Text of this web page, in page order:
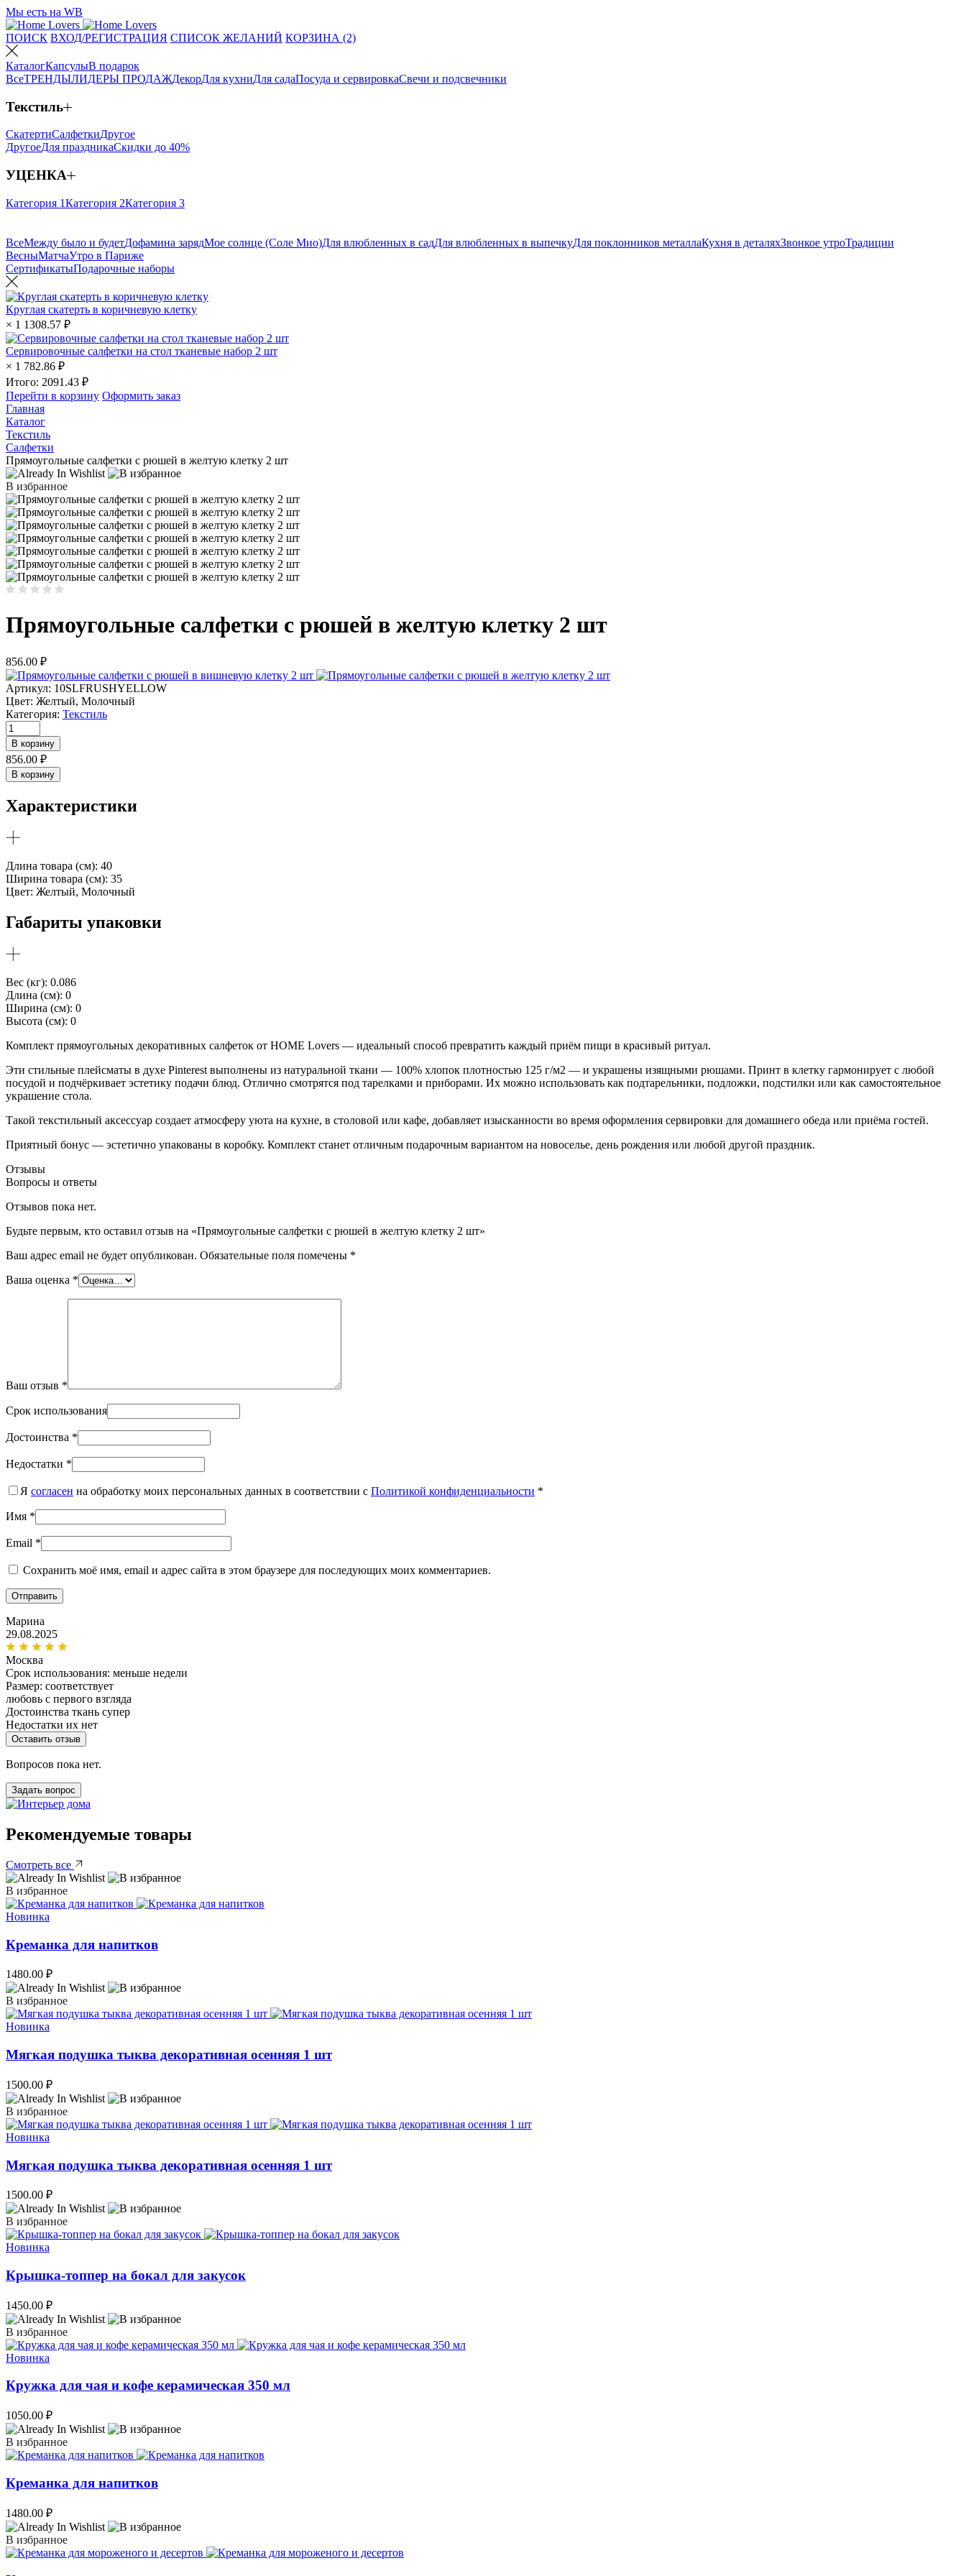
Мы есть на WB
ПОИСК ВХОД/РЕГИСТРАЦИЯ СПИСОК ЖЕЛАНИЙ КОРЗИНА (2)
КаталогКапсулыВ подарок
ВсеТРЕНДЫЛИДЕРЫ ПРОДАЖДекорДля кухниДля садаПосуда и сервировкаСвечи и подсвечники
Текстиль
СкатертиСалфеткиДругое
ДругоеДля праздникаСкидки до 40%
УЦЕНКА
Категория 1Категория 2Категория 3
ВсеМежду было и будетДофамина зарядМое солнце (Соле Мио)Для влюбленных в садДля влюбленных в выпечкуДля поклонников металлаКухня в деталяхЗвонкое утроТрадиции
ВесныМатчаУтро в Париже
СертификатыПодарочные наборы
Круглая скатерть в коричневую клетку
× 1 1308.57 ₽
Сервировочные салфетки на стол тканевые набор 2 шт
× 1 782.86 ₽
Итого: 2091.43 ₽
Перейти в корзину Оформить заказ
Главная
Каталог
Текстиль
Салфетки
Прямоугольные салфетки с рюшей в желтую клетку 2 шт
В избранное
Прямоугольные салфетки с рюшей в желтую клетку 2 шт
856.00 ₽
Артикул: 10SLFRUSHYELLOW
Цвет: Желтый, Молочный
Категория: Текстиль
Количество
товара
Прямоугольные
салфетки
с
в
желтую
клетку
В корзину
856.00 ₽
В корзину
Характеристики
Длина товара (см): 40
Ширина товара (см): 35
Цвет: Желтый, Молочный
Габариты упаковки
Вес (кг): 0.086
Длина (см): 0
Ширина (см): 0
Высота (см): 0
Комплект прямоугольных декоративных салфеток от HOME Lovers — идеальный способ превратить каждый приём пищи в красивый ритуал.
Эти стильные плейсматы в духе Pinterest выполнены из натуральной ткани — 100% хлопок плотностью 125 г/м2 — и украшены изящными рюшами. Принт в клетку гармонирует с любой
посудой и подчёркивает эстетику подачи блюд. Отлично смотрятся под тарелками и приборами. Их можно использовать как подтарельники, подложки, подстилки или как самостоятельное
украшение стола.
Такой текстильный аксессуар создает атмосферу уюта на кухне, в столовой или кафе, добавляет изысканности во время оформления сервировки для домашнего обеда или приёма гостей.
Приятный бонус — эстетично упакованы в коробку. Комплект станет отличным подарочным вариантом на новоселье, день рождения или любой другой праздник.
Отзывы
Вопросы и ответы
Отзывов пока нет.
Будьте первым, кто оставил отзыв на «Прямоугольные салфетки с рюшей в желтую клетку 2 шт»
Ваш адрес email не будет опубликован. Обязательные поля помечены *
Ваша оценка *
Ваш отзыв *
Срок использования
Достоинства *
Недостатки *
Я согласен на обработку моих персональных данных в соответствии с Политикой конфиденциальности *
Имя *
Email *
Сохранить моё имя, email и адрес сайта в этом браузере для последующих моих комментариев.
Марина
29.08.2025
Москва
Срок использования: меньше недели
Размер: соответствует
любовь с первого взгляда
Достоинства ткань супер
Недостатки их нет
Оставить отзыв
Вопросов пока нет.
Задать вопрос
Рекомендуемые товары
Смотреть все
В избранное
Новинка
Креманка для напитков
1480.00 ₽
В избранное
Новинка
Мягкая подушка тыква декоративная осенняя 1 шт
1500.00 ₽
В избранное
Новинка
Мягкая подушка тыква декоративная осенняя 1 шт
1500.00 ₽
В избранное
Новинка
Крышка-топпер на бокал для закусок
1450.00 ₽
В избранное
Новинка
Кружка для чая и кофе керамическая 350 мл
1050.00 ₽
В избранное
Креманка для напитков
1480.00 ₽
В избранное